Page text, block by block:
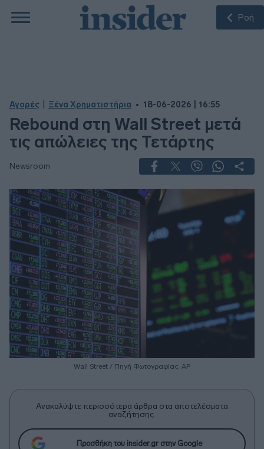
Ροή
Αγορές Ξένα Χρηματιστήρια 18-06-2026 | 16:55
Rebound στη Wall Street μετά
τις απώλειες της Τετάρτης
Newsroom
Wall Street / Πηγή Φωτογραφίας: ΑΡ
Ανακαλύψτε περισσότερα άρθρα στα αποτελέσματα
αναζήτησης.
Προσθήκη του insider.gr στην Google